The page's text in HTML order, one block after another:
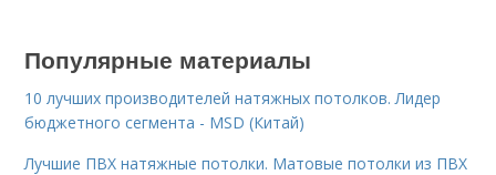
Популярные материалы
10 лучших производителей натяжных потолков. Лидер
бюджетного сегмента - MSD (Китай)
Лучшие ПВХ натяжные потолки. Матовые потолки из ПВХ